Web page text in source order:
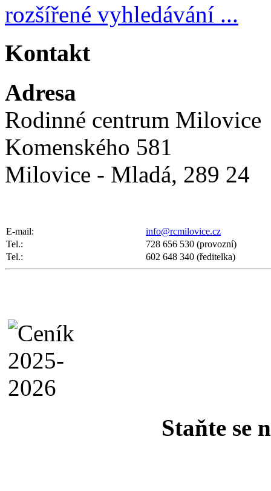
rozšířené vyhledávání ...
Kontakt
Adresa
Rodinné centrum Milovice
Komenského 581
Milovice - Mladá, 289 24
E-mail:
info@rcmilovice.cz
Tel.:
728 656 530 (provozní)
Tel.:
602 648 340 (ředitelka)
Staňte se